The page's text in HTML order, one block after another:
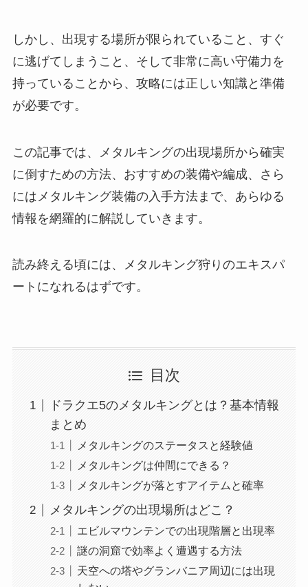
しかし、出現する場所が限られていること、すぐ
に逃げてしまうこと、そして非常に高い守備力を
持っていることから、攻略には正しい知識と準備
が必要です。
この記事では、メタルキングの出現場所から確実
に倒すための方法、おすすめの装備や編成、さら
にはメタルキング装備の入手方法まで、あらゆる
情報を網羅的に解説していきます。
読み終える頃には、メタルキング狩りのエキスパ
ートになれるはずです。
目次
ドラクエ5のメタルキングとは？基本情報
まとめ
メタルキングのステータスと経験値
メタルキングは仲間にできる？
メタルキングが落とすアイテムと確率
メタルキングの出現場所はどこ？
エビルマウンテンでの出現階層と出現率
謎の洞窟で効率よく遭遇する方法
天空への塔やグランバニア周辺には出現